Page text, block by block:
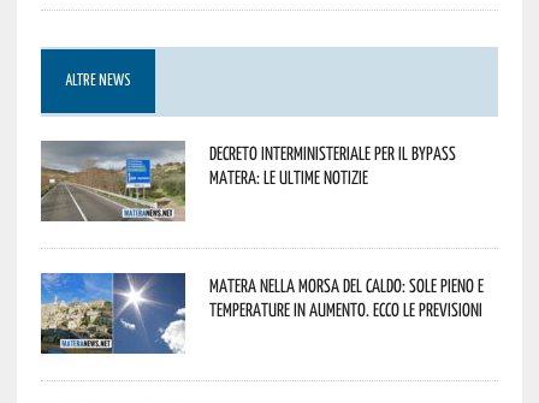
ALTRE NEWS
Decreto interministeriale per il Bypass
Matera: le ultime notizie
Matera nella morsa del caldo: sole pieno e
temperature in aumento. Ecco le previsioni